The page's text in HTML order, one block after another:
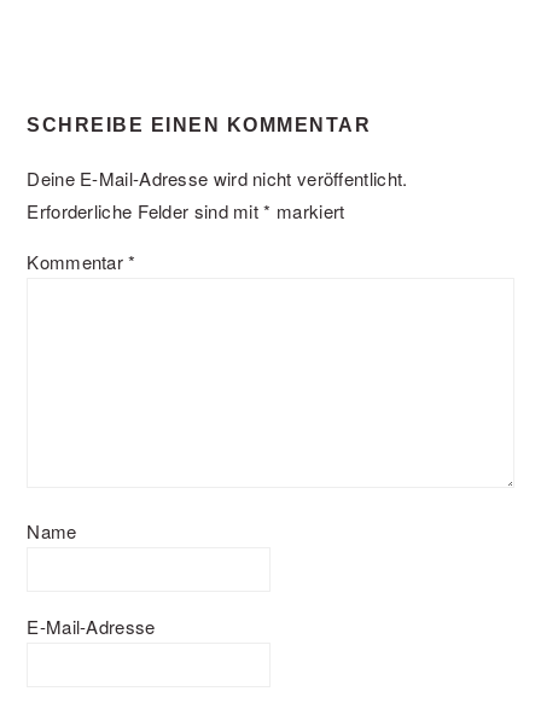
SCHREIBE EINEN KOMMENTAR
Deine E-Mail-Adresse wird nicht veröffentlicht.
Erforderliche Felder sind mit* markiert
Kommentar*
Name
E-Mail-Adresse